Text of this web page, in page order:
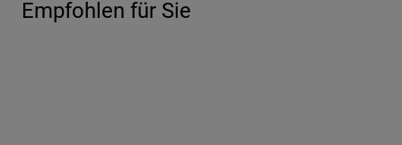
Empfohlen für Sie